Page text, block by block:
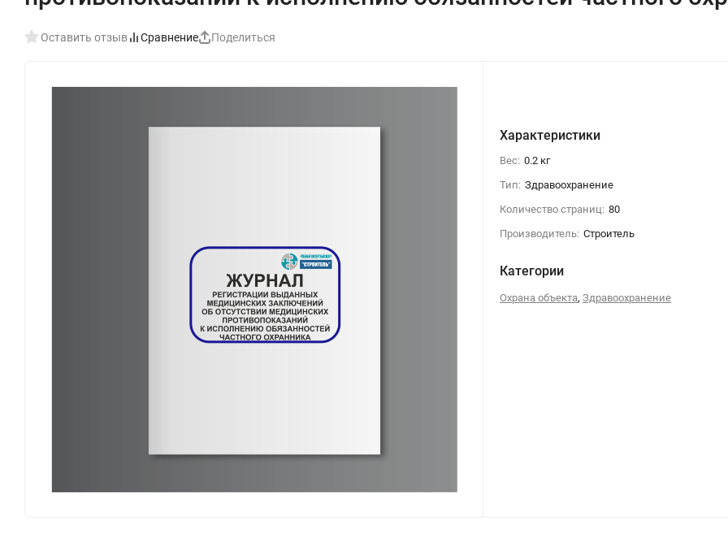
Оставить отзыв Сравнение Поделиться
Характеристики
Вес: 0.2 кг
Тип: Здравоохранение
Количество страниц: 80
Производитель: Строитель
Категории
Охрана объекта,Здравоохранение